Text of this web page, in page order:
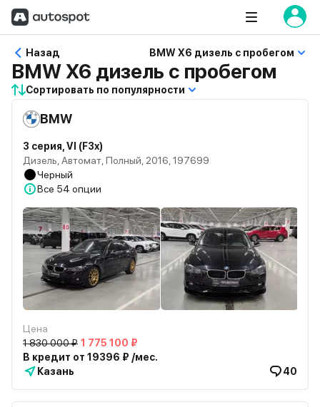
Назад BMW X6 дизель с пробегом
BMW X6 дизель с пробегом
Сортировать по популярности
BMW
3 серия, VI (F3x)
Дизель, Автомат, Полный, 2016, 197699
Черный
Все 54 опции
Цена
1 830 000 ₽ 1 775 100 ₽
В кредит от 19396 ₽ /мес.
Казань
40